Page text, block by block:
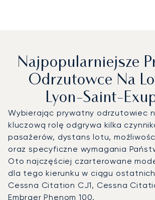
Najpopularniejsze
Odrzutowce Na
Lyon-Saint-
Wybierając prywatny odrzutowiec
kluczową rolę odgrywa kilka
pasażerów, dystans lotu,
oraz specyficzne wymagania
Oto najczęściej czarterowane
dla tego kierunku w ciągu ostatnich
Cessna Citation CJ1, Cessna
Embraer Phenom 100.